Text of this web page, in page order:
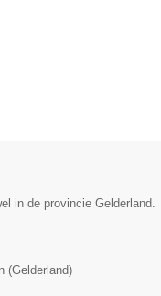
in de provincie Gelderland.
(Gelderland)